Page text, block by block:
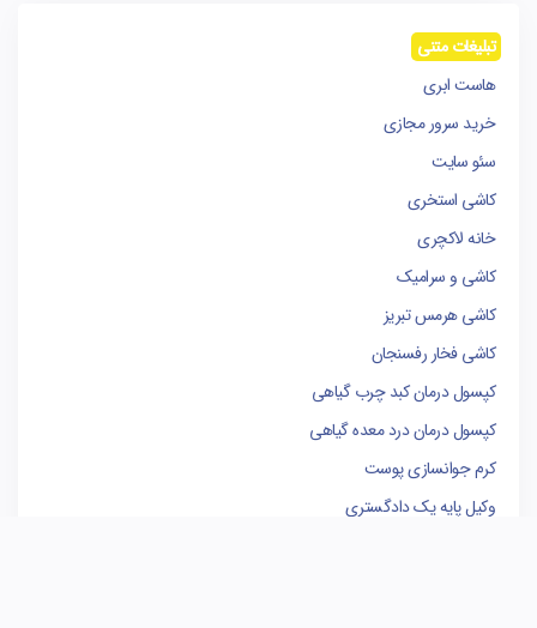
تبلیغات متنی
هاست ابری
خرید سرور مجازی
سئو سایت
کاشی استخری
خانه لاکچری
کاشی و سرامیک
کاشی هرمس تبریز
کاشی فخار رفسنجان
کپسول درمان کبد چرب گیاهی
کپسول درمان درد معده گیاهی
کرم جوانسازی پوست
وکیل پایه یک دادگستری